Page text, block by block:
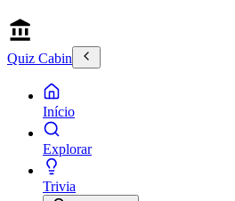
Quiz Cabin
Início
Explorar
Trivia